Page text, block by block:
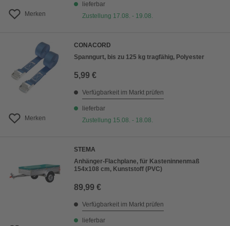
Merken
lieferbar
Zustellung 17.08. - 19.08.
Merken
CONACORD
Spanngurt, bis zu 125 kg tragfähig, Polyester
5,99 €
Verfügbarkeit im Markt prüfen
lieferbar
Zustellung 15.08. - 18.08.
STEMA
Anhänger-Flachplane, für Kasteninnenmaß
154x108 cm, Kunststoff (PVC)
89,99 €
Verfügbarkeit im Markt prüfen
lieferbar